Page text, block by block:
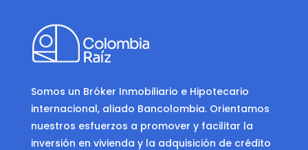
Somos un Bróker Inmobiliario e Hipotecario
internacional, aliado Bancolombia. Orientamos
nuestros esfuerzos a promover y facilitar la
inversión en vivienda y la adquisición de crédito